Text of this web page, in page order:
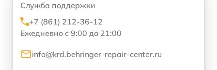
Служба поддержки
+7 (861) 212-36-12
Ежедневно с 9:00 до 21:00
info@krd.behringer-repair-center.ru